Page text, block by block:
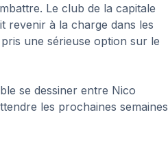
Le club de la capitale
revenir à la charge dans les
une sérieuse option sur le
se dessiner entre Nico
les prochaines semaines